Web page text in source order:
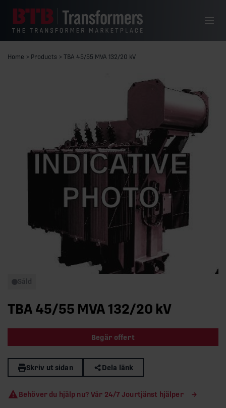
Meny
Home > Products > TBA 45/55 MVA 132/20 kV
Såld
TBA 45/55 MVA 132/20 kV
Begär offert
Skriv ut sidan Dela länk
Behöver du hjälp nu? Vår 24/7 Jourtjänst hjälper